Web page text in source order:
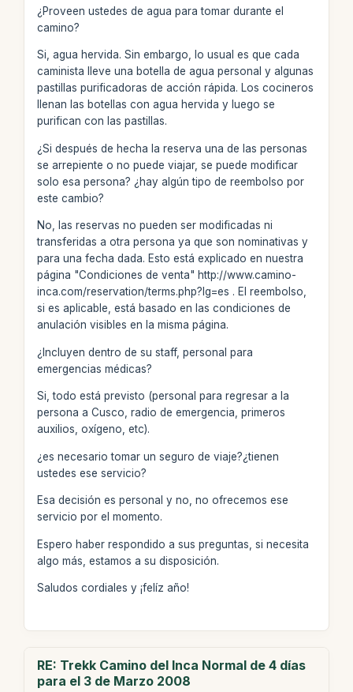
¿Proveen ustedes de agua para tomar durante el
camino?
Si, agua hervida. Sin embargo, lo usual es que cada
caminista lleve una botella de agua personal y algunas
pastillas purificadoras de acción rápida. Los cocineros
llenan las botellas con agua hervida y luego se
purifican con las pastillas.
¿Si después de hecha la reserva una de las personas
se arrepiente o no puede viajar, se puede modificar
solo esa persona? ¿hay algún tipo de reembolso por
este cambio?
No, las reservas no pueden ser modificadas ni
transferidas a otra persona ya que son nominativas y
para una fecha dada. Esto está explicado en nuestra
página "Condiciones de venta" http://www.camino-
inca.com/reservation/terms.php?lg=es . El reembolso,
si es aplicable, está basado en las condiciones de
anulación visibles en la misma página.
¿Incluyen dentro de su staff, personal para
emergencias médicas?
Si, todo está previsto (personal para regresar a la
persona a Cusco, radio de emergencia, primeros
auxilios, oxígeno, etc).
¿es necesario tomar un seguro de viaje?¿tienen
ustedes ese servicio?
Esa decisión es personal y no, no ofrecemos ese
servicio por el momento.
Espero haber respondido a sus preguntas, si necesita
algo más, estamos a su disposición.
Saludos cordiales y ¡felíz año!
RE: Trekk Camino del Inca Normal de 4 días
para el 3 de Marzo 2008